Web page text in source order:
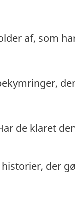
af, som
de klaret
der